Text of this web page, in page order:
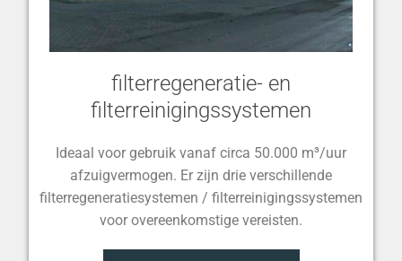
filterregeneratie- en
filterreinigingssystemen
Ideaal voor gebruik vanaf circa 50.000 m³/uur
afzuigvermogen. Er zijn drie verschillende
filterregeneratiesystemen / filterreinigingssystemen
voor overeenkomstige vereisten.